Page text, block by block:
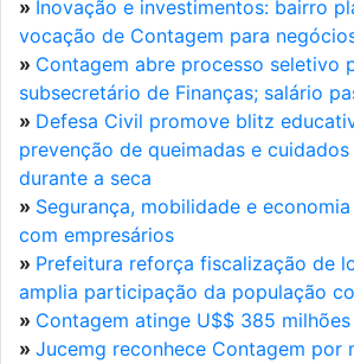
» Inovação e investimentos: bairro
vocação de Contagem para
» Contagem abre processo seletivo
subsecretário de Finanças; salário
» Defesa Civil promove blitz
prevenção de queimadas e
durante a seca
» Segurança, mobilidade e
com empresários
» Prefeitura reforça fiscalização de
amplia participação da população
» Contagem atinge U$$ 385
» Jucemg reconhece Contagem por